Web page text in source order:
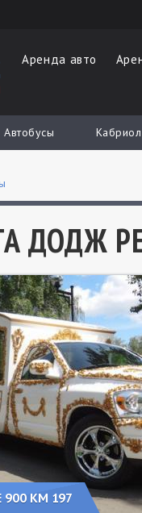
Аренда авто
Автобусы
ДОДЖ
900 КМ 197